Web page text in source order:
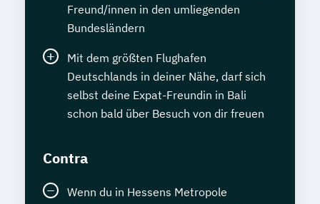
Freund/innen in den umliegenden
Bundesländern
Mit dem größten Flughafen
Deutschlands in deiner Nähe, darf sich
selbst deine Expat-Freundin in Bali
schon bald über Besuch von dir freuen
Contra
Wenn du in Hessens Metropole